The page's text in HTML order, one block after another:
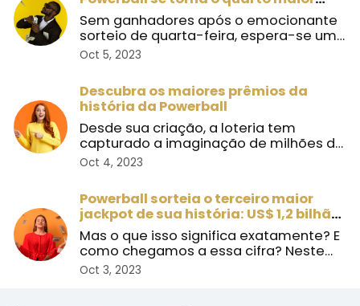
prêmio de loteria do mundo
Sem ganhadores após o emocionante
sorteio de quarta-feira, espera-se um
jackpot recorde de US$ 1 ...
Oct 5, 2023
Descubra os maiores prêmios da
história da Powerball
Desde sua criação, a loteria tem
capturado a imaginação de milhões de
pessoas com seus prêmios m ...
Oct 4, 2023
Powerball sorteia o terceiro maior
jackpot de sua história: US$ 1,2 bilhão
nesta quarta-feira
Mas o que isso significa exatamente? E
como chegamos a essa cifra? Neste
artigo, exploraremos es ...
Oct 3, 2023